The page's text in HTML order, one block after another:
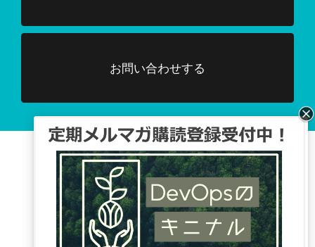
お問い合わせする
Facebook、TwitterでDevOpsに関する
情報配信を行っています。